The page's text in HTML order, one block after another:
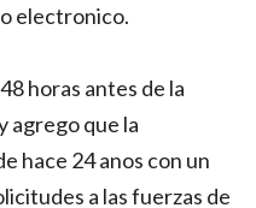
electronico.
horas antes de la
agrego que la
hace 24 anos con un
a las fuerzas de